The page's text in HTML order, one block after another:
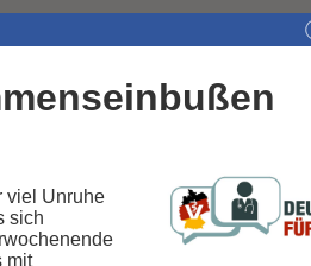
viel Unruhe
sich
mit